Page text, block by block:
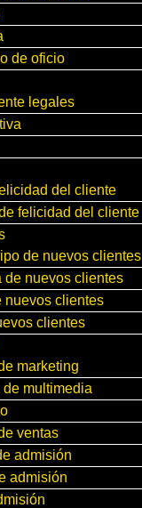
de oficio
legales
del cliente
felicidad del cliente
de nuevos clientes
de nuevos clientes
nuevos clientes
clientes
marketing
multimedia
ventas
admisión
admisión